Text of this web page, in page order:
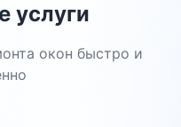
услуги
окон быстро и